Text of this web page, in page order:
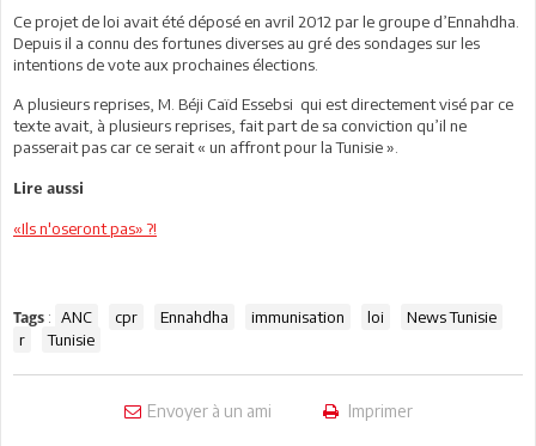
Ce projet de loi avait été déposé en avril 2012 par le groupe d’Ennahdha.
Depuis il a connu des fortunes diverses au gré des sondages sur les
intentions de vote aux prochaines élections.
A plusieurs reprises, M. Béji Caïd Essebsi qui est directement visé par ce
texte avait, à plusieurs reprises, fait part de sa conviction qu’il ne
passerait pas car ce serait « un affront pour la Tunisie ».
Lire aussi
«Ils n'oseront pas» ?!
Tags : ANC cpr Ennahdha immunisation loi
News Tunisie
r
Tunisie
Envoyer à un ami Imprimer